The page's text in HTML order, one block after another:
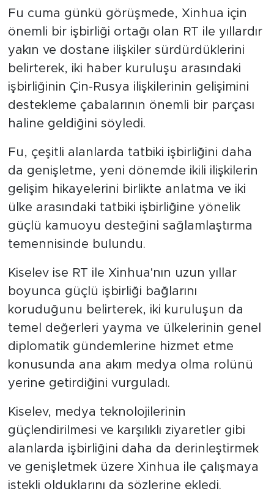
Fu cuma günkü görüşmede, Xinhua için
önemli bir işbirliği ortağı olan RT ile yıllardır
yakın ve dostane ilişkiler sürdürdüklerini
belirterek, iki haber kuruluşu arasındaki
işbirliğinin Çin-Rusya ilişkilerinin gelişimini
destekleme çabalarının önemli bir parçası
haline geldiğini söyledi.
Fu, çeşitli alanlarda tatbiki işbirliğini daha
da genişletme, yeni dönemde ikili ilişkilerin
gelişim hikayelerini birlikte anlatma ve iki
ülke arasındaki tatbiki işbirliğine yönelik
güçlü kamuoyu desteğini sağlamlaştırma
temennisinde bulundu.
Kiselev ise RT ile Xinhua'nın uzun yıllar
boyunca güçlü işbirliği bağlarını
koruduğunu belirterek, iki kuruluşun da
temel değerleri yayma ve ülkelerinin genel
diplomatik gündemlerine hizmet etme
konusunda ana akım medya olma rolünü
yerine getirdiğini vurguladı.
Kiselev, medya teknolojilerinin
güçlendirilmesi ve karşılıklı ziyaretler gibi
alanlarda işbirliğini daha da derinleştirmek
ve genişletmek üzere Xinhua ile çalışmaya
istekli olduklarını da sözlerine ekledi.